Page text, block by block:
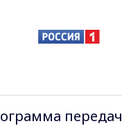
передач